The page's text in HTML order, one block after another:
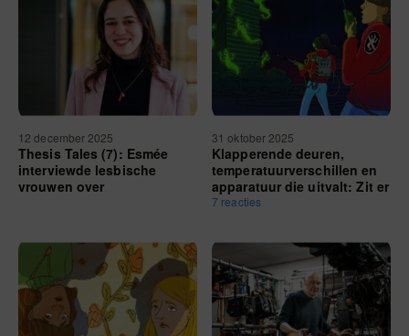
12 december 2025
Thesis Tales (7): Esmée
interviewde lesbische
vrouwen over
31 oktober 2025
Klapperende deuren,
temperatuurverschillen en
apparatuur die uitvalt: Zit er
een geest in het
7 reacties